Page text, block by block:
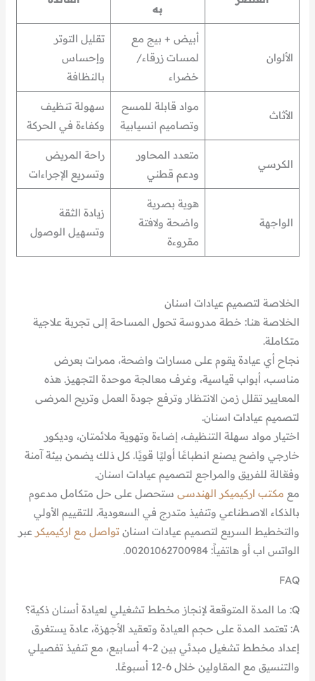
به
الألوان
أبيض + بيج مع
لمسات زرقاء/
خضراء
تقليل التوتر
وإحساس
بالنظافة
الأثاث
مواد قابلة للمسح
وتصاميم انسيابية
سهولة تنظيف
وكفاءة في الحركة
الكرسي
متعدد المحاور
ودعم قطني
راحة المريض
وتسريع الإجراءات
الواجهة
هوية بصرية
واضحة ولافتة
مقروءة
زيادة الثقة
وتسهيل الوصول
الخلاصة لتصميم عيادات اسنان
الخلاصة هنا: خطة مدروسة تحول المساحة إلى تجربة علاجية
متكاملة.
نجاح أي عيادة يقوم على مسارات واضحة، ممرات بعرض
مناسب، أبواب قياسية، وغرف معالجة موحدة التجهيز. هذه
المعايير تقلل زمن الانتظار وترفع جودة العمل وتريح المرضى
لتصميم عيادات اسنان.
اختيار مواد سهلة التنظيف، إضاءة وتهوية ملائمتان، وديكور
خارجي واضح يصنع انطباعًا أوليًا قويًا. كل ذلك يضمن بيئة آمنة
وفعّالة للفريق والمراجع لتصميم عيادات اسنان.
مع مكتب اركيميكر الهندسى ستحصل على حل متكامل مدعوم
بالذكاء الاصطناعي وتنفيذ متدرج في السعودية. للتقييم الأولي
والتخطيط السريع لتصميم عيادات اسنانتواصل مع اركيميكر عبر
الواتس اب أو هاتفياً: 00201062700984.
FAQ
Q: ما المدة المتوقعة لإنجاز مخطط تشغيلي لعيادة أسنان ذكية؟
A: تعتمد المدة على حجم العيادة وتعقيد الأجهزة، عادة يستغرق
إعداد مخطط تشغيل مبدئي بين 2-4 أسابيع، مع تنفيذ تفصيلي
والتنسيق مع المقاولين خلال 6-12 أسبوعًا.